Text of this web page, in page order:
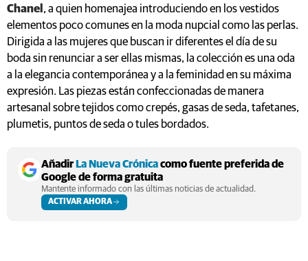
Chanel , a quien homenajea introduciendo en los vestidos
elementos poco comunes en la moda nupcial como las perlas.
Dirigida a las mujeres que buscan ir diferentes el día de su
boda sin renunciar a ser ellas mismas, la colección es una oda
a la elegancia contemporánea y a la feminidad en su máxima
expresión. Las piezas están confeccionadas de manera
artesanal sobre tejidos como crepés, gasas de seda, tafetanes,
plumetis, puntos de seda o tules bordados.
AñadirLa Nueva Crónicacomo fuente preferida de
Google de forma gratuita
Mantente informado con las últimas noticias de actualidad.
ACTIVAR AHORA